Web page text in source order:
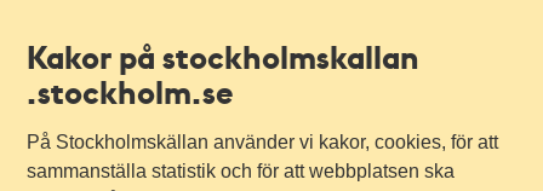
Kakor på stockholmskallan
.stockholm.se
På Stockholmskällan använder vi kakor, cookies, för att
sammanställa statistik och för att webbplatsen ska